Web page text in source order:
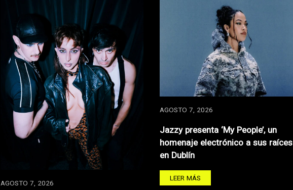
AGOSTO 7, 2026
AGOSTO 7, 2026
Jazzy presenta ‘My People’, un
homenaje electrónico a sus raíces
en Dublín
LEER MÁS